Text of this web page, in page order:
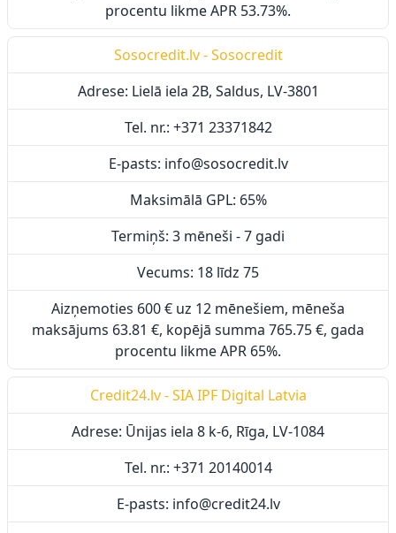
procentu likme APR 53.73%.
Sosocredit.lv - Sosocredit
Adrese: Lielā iela 2B, Saldus, LV-3801
Tel. nr.: +371 23371842
E-pasts: info@sosocredit.lv
Maksimālā GPL: 65%
Termiņš: 3 mēneši - 7 gadi
Vecums: 18 līdz 75
Aizņemoties 600 € uz 12 mēnešiem, mēneša
maksājums 63.81 €, kopējā summa 765.75 €, gada
procentu likme APR 65%.
Credit24.lv - SIA IPF Digital Latvia
Adrese: Ūnijas iela 8 k-6, Rīga, LV-1084
Tel. nr.: +371 20140014
E-pasts: info@credit24.lv